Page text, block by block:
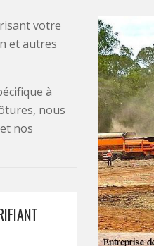
votre
et autres
à
nous
nos